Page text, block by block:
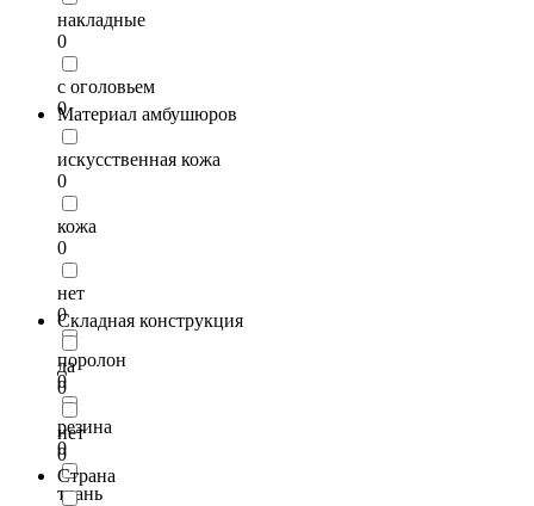
накладные
0
с оголовьем
0
Материал амбушюров
искусственная кожа
0
кожа
0
нет
0
поролон
0
резина
0
ткань
Складная конструкция
да
0
нет
0
Страна